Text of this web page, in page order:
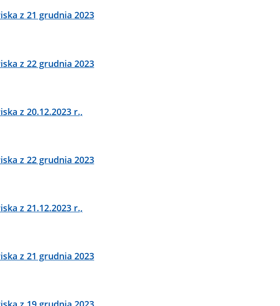
z 21 grudnia 2023
z 22 grudnia 2023
z 20.12.2023 r.,
z 22 grudnia 2023
z 21.12.2023 r.,
z 21 grudnia 2023